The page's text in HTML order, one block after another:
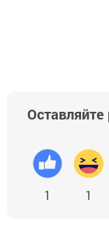
Оставляйте
1 1